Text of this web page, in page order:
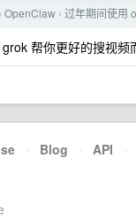
› OpenClaw › 过年期间使用
帮你更好的搜视频
· Blog · API ·